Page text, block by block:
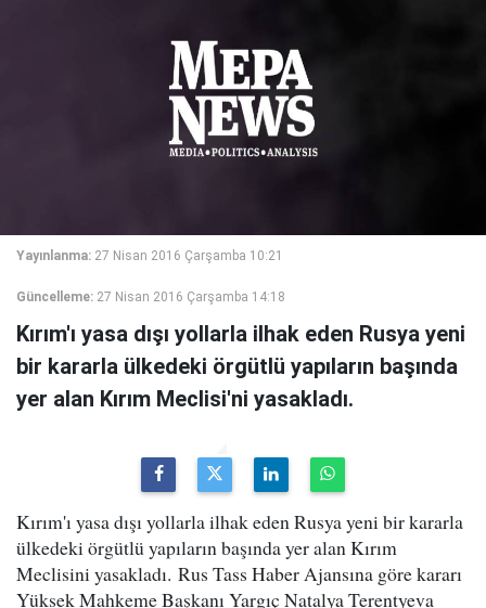
Yayınlanma: 27 Nisan 2016 Çarşamba 10:21
Güncelleme: 27 Nisan 2016 Çarşamba 14:18
Kırım'ı yasa dışı yollarla ilhak eden Rusya yeni
bir kararla ülkedeki örgütlü yapıların başında
yer alan Kırım Meclisi'ni yasakladı.
Kırım'ı yasa dışı yollarla ilhak eden Rusya yeni bir kararla
ülkedeki örgütlü yapıların başında yer alan Kırım
Meclisini yasakladı. Rus Tass Haber Ajansına göre kararı
Yüksek Mahkeme Başkanı Yargıç Natalya Terentyeva